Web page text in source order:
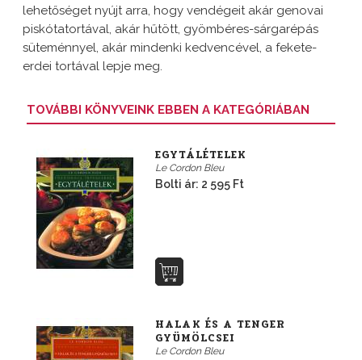
lehetőséget nyújt arra, hogy vendégeit akár genovai
piskótatortával, akár hűtött, gyömbéres-sárgarépás
süteménnyel, akár mindenki kedvencével, a fekete-
erdei tortával lepje meg.
TOVÁBBI KÖNYVEINK EBBEN A KATEGÓRIÁBAN
EGYTÁLÉTELEK
Le Cordon Bleu
Bolti ár: 2 595 Ft
HALAK ÉS A TENGER
GYÜMÖLCSEI
Le Cordon Bleu